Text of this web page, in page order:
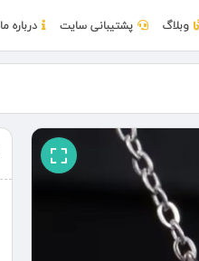
وبلاگ پشتیبانی سایت درباره ما